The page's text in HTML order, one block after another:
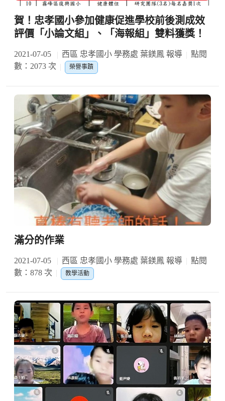
賀！忠孝國小參加健康促進學校前後測成效
評價「小論文組」、「海報組」雙料獲獎！
2021-07-05 西區 忠孝國小 學務處 葉鎂鳳 報導
點閱
數：2073 次
榮譽事蹟
滿分的作業
2021-07-05 西區 忠孝國小 學務處 葉鎂鳳 報導
點閱
數：878 次
教學活動